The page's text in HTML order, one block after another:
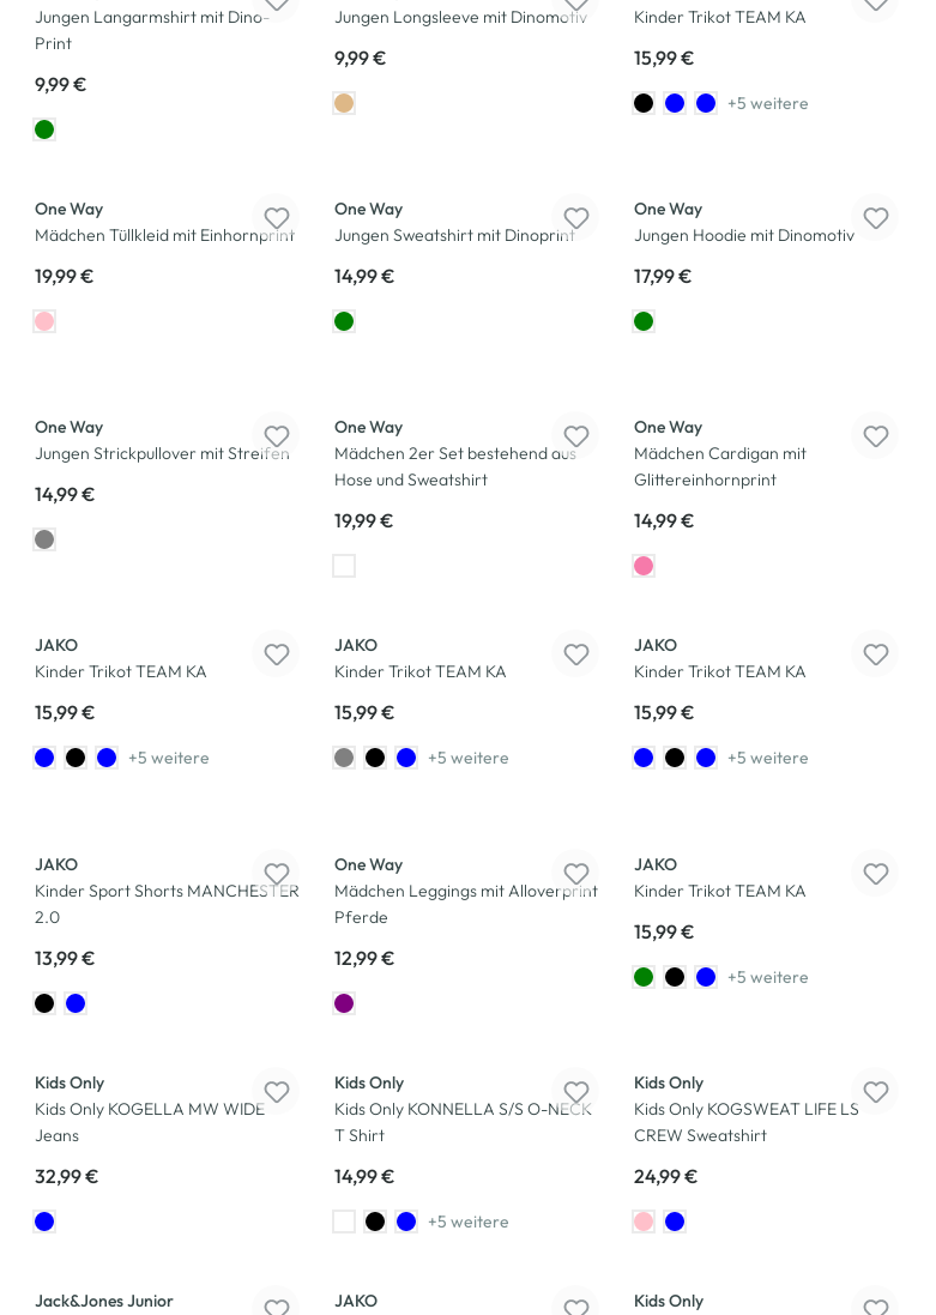
Jungen Langarmshirt mit Dino-
Print
9,99 €
Jungen Longsleeve mit Dinomotiv
9,99 €
Kinder Trikot TEAM KA
15,99 €
+5 weitere
One Way
Mädchen Tüllkleid mit Einhornprint
19,99 €
One Way
Jungen Sweatshirt mit Dinoprint
14,99 €
One Way
Jungen Hoodie mit Dinomotiv
17,99 €
One Way
Jungen Strickpullover mit Streifen
14,99 €
One Way
Mädchen 2er Set bestehend aus
Hose und Sweatshirt
19,99 €
One Way
Mädchen Cardigan mit
Glittereinhornprint
14,99 €
JAKO
Kinder Trikot TEAM KA
15,99 €
+5 weitere
JAKO
Kinder Trikot TEAM KA
15,99 €
+5 weitere
JAKO
Kinder Trikot TEAM KA
15,99 €
+5 weitere
JAKO
Kinder Sport Shorts MANCHESTER
2.0
13,99 €
One Way
Mädchen Leggings mit Alloverprint
Pferde
12,99 €
JAKO
Kinder Trikot TEAM KA
15,99 €
+5 weitere
Kids Only
Kids Only KOGELLA MW WIDE
Jeans
32,99 €
Kids Only
Kids Only KONNELLA S/S O-NECK
T Shirt
14,99 €
+5 weitere
Kids Only
Kids Only KOGSWEAT LIFE LS
CREW Sweatshirt
24,99 €
Jack&Jones Junior
JAKO
Kids Only